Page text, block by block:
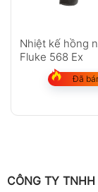
Nhiệt kế hồng
Fluke 568 Ex
Đã
CÔNG TY